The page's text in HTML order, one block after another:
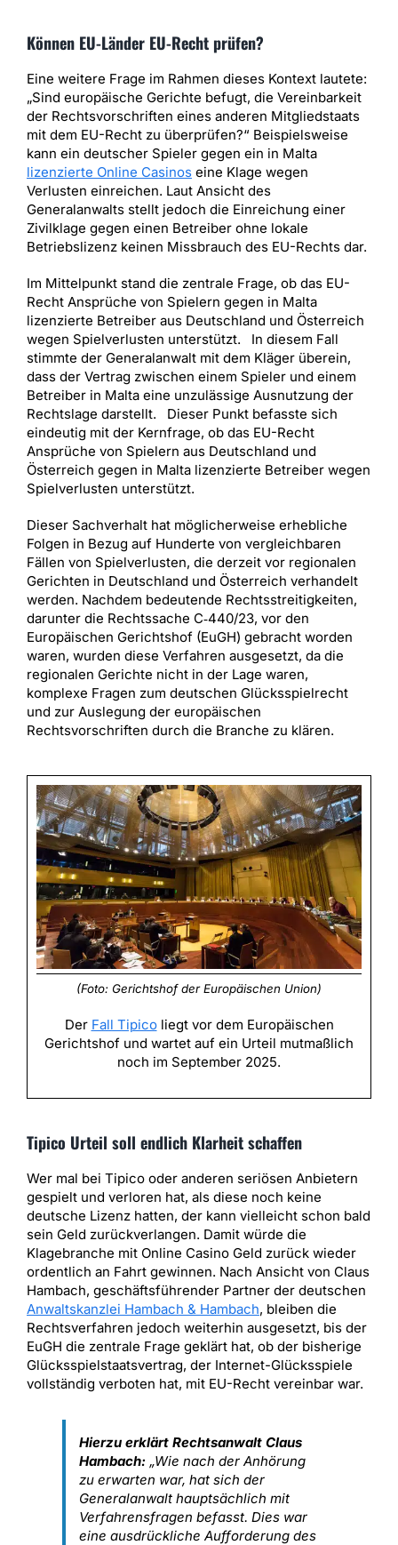
Können EU-Länder EU-Recht prüfen?
Eine weitere Frage im Rahmen dieses Kontext lautete:
„Sind europäische Gerichte befugt, die Vereinbarkeit
der Rechtsvorschriften eines anderen Mitgliedstaats
mit dem EU-Recht zu überprüfen?“ Beispielsweise
kann ein deutscher Spieler gegen ein in Malta
lizenzierte Online Casinoseine Klage wegen
Verlusten einreichen. Laut Ansicht des
Generalanwalts stellt jedoch die Einreichung einer
Zivilklage gegen einen Betreiber ohne lokale
Betriebslizenz keinen Missbrauch des EU-Rechts dar.
Im Mittelpunkt stand die zentrale Frage, ob das EU-
Recht Ansprüche von Spielern gegen in Malta
lizenzierte Betreiber aus Deutschland und Österreich
wegen Spielverlusten unterstützt. In diesem Fall
stimmte der Generalanwalt mit dem Kläger überein,
dass der Vertrag zwischen einem Spieler und einem
Betreiber in Malta eine unzulässige Ausnutzung der
Rechtslage darstellt. Dieser Punkt befasste sich
eindeutig mit der Kernfrage, ob das EU-Recht
Ansprüche von Spielern aus Deutschland und
Österreich gegen in Malta lizenzierte Betreiber wegen
Spielverlusten unterstützt.
Dieser Sachverhalt hat möglicherweise erhebliche
Folgen in Bezug auf Hunderte von vergleichbaren
Fällen von Spielverlusten, die derzeit vor regionalen
Gerichten in Deutschland und Österreich verhandelt
werden. Nachdem bedeutende Rechtsstreitigkeiten,
darunter die Rechtssache C‑440/23, vor den
Europäischen Gerichtshof (EuGH) gebracht worden
waren, wurden diese Verfahren ausgesetzt, da die
regionalen Gerichte nicht in der Lage waren,
komplexe Fragen zum deutschen Glücksspielrecht
und zur Auslegung der europäischen
Rechtsvorschriften durch die Branche zu klären.
(Foto: Gerichtshof der Europäischen Union)
Der Fall Tipicoliegt vor dem Europäischen
Gerichtshof und wartet auf ein Urteil mutmaßlich
noch im September 2025.
Tipico Urteil soll endlich Klarheit schaffen
Wer mal bei Tipico oder anderen seriösen Anbietern
gespielt und verloren hat, als diese noch keine
deutsche Lizenz hatten, der kann vielleicht schon bald
sein Geld zurückverlangen. Damit würde die
Klagebranche mit Online Casino Geld zurück wieder
ordentlich an Fahrt gewinnen. Nach Ansicht von Claus
Hambach, geschäftsführender Partner der deutschen
Anwaltskanzlei Hambach & Hambach, bleiben die
Rechtsverfahren jedoch weiterhin ausgesetzt, bis der
EuGH die zentrale Frage geklärt hat, ob der bisherige
Glücksspielstaatsvertrag, der Internet-Glücksspiele
vollständig verboten hat, mit EU-Recht vereinbar war.
Hierzu erklärt Rechtsanwalt Claus
Hambach:„Wie nach der Anhörung
zu erwarten war, hat sich der
Generalanwalt hauptsächlich mit
Verfahrensfragen befasst. Dies war
eine ausdrückliche Aufforderung des